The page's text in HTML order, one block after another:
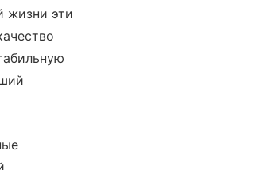
жизни эти